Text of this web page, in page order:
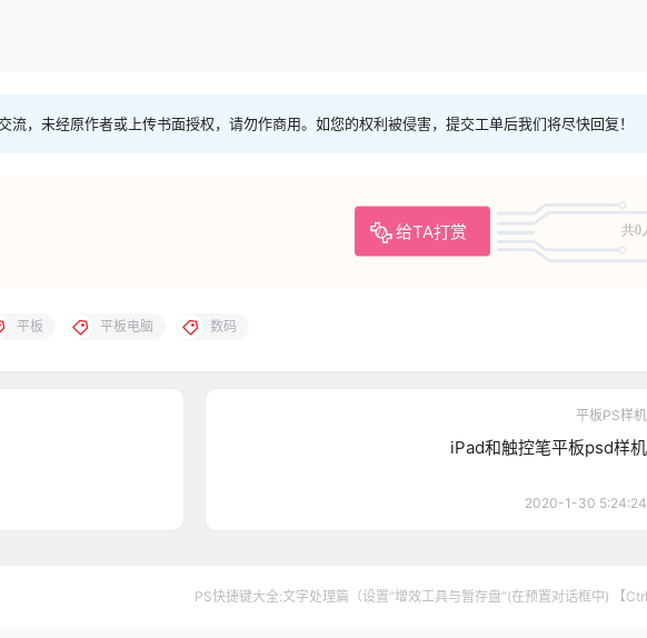
，未经原作者或上传书面授权，请勿作商用。如您的权利被侵害，提交工单后我们将尽快回复！
给TA打赏 共0
平板 平板电脑 数码
平板PS样机
iPad和触控笔平板psd样机
2020-1-30 5:24:24
PS快捷键大全:文字处理篇（设置“增效工具与暂存盘”(在预置对话框中) 【